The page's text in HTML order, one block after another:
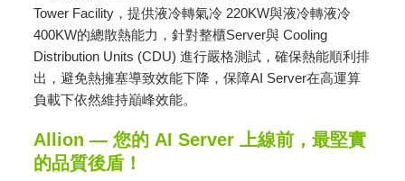
Tower Facility，提供液冷轉氣冷 220KW與液冷轉液冷
400KW的總散熱能力，針對整櫃Server與 Cooling
Distribution Units (CDU) 進行嚴格測試，確保熱能順利排
出，避免熱擁塞導致效能下降，保障AI Server在高運算
負載下依然維持巔峰效能。
Allion — 您的 AI Server 上線前，最堅實
的品質後盾！